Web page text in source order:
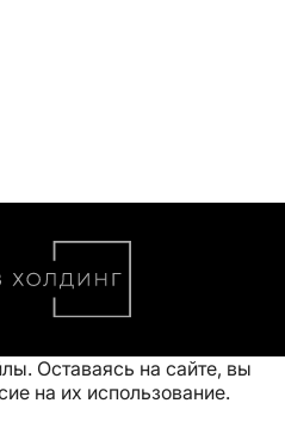
Оставаясь на сайте, вы
на их использование.